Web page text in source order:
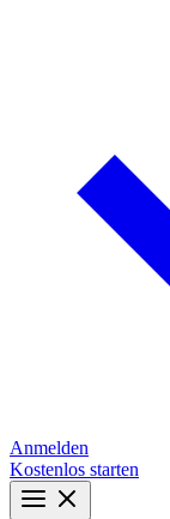
Anmelden
Kostenlos starten